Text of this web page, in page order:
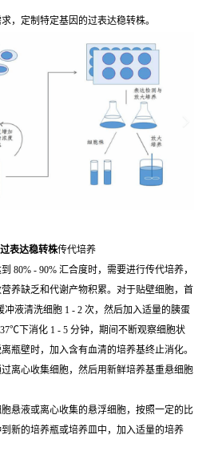
，定制特定基因的过表达稳转株。
表达稳转株传代培养
80% - 90% 汇合度时，需要进行传代培养，
养缺乏和代谢产物积累。对于贴壁细胞，首
冲液清洗细胞 1 - 2 次，然后加入适量的胰蛋
下消化 1 - 5 分钟，期间不断观察细胞状
瓶壁时，加入含有血清的培养基终止消化。
离心收集细胞，然后用新鲜培养基重悬细胞
悬液或离心收集的悬浮细胞，按照一定的比
新的培养瓶或培养皿中，加入适量的培养